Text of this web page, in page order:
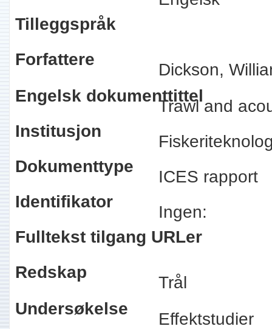
Tilleggspråk
Forfattere
Dickson,
Engelsk dokumenttittel
Trawl and
Institusjon
Dokumenttype
ICES rapport
Identifikator
Ingen:
Fulltekst tilgang URLer
Redskap
Trål
Undersøkelse
Effektstudier